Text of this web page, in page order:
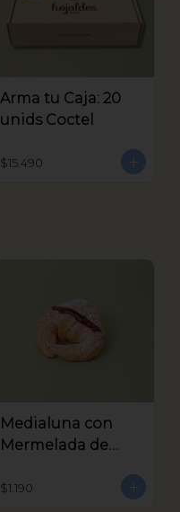
Arma tu Caja: 20
unids Coctel
$15.490
Medialuna con
Mermelada de
$1.190